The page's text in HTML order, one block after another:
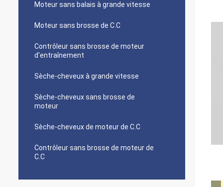
Moteur sans balais à grande vitesse
Moteur sans brosse de C.C
Contrôleur sans brosse de moteur
d'entraînement
Sèche-cheveux à grande vitesse
Sèche-cheveux sans brosse de
moteur
Sèche-cheveux de moteur de C.C
Contrôleur sans brosse de moteur de
C.C